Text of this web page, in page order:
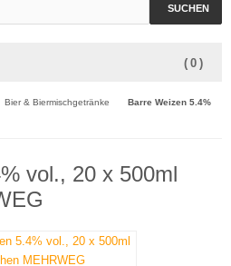
SUCHEN
( 0 )
Bier & Biermischgetränke
Barre Weizen 5.4%
vol., 20 x 500ml